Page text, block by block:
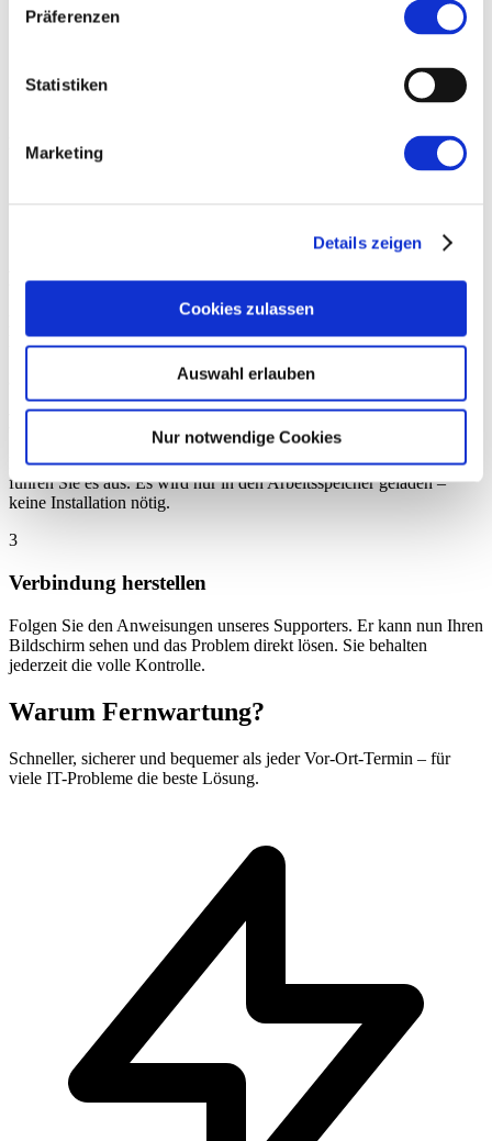
Präferenzen
Statistiken
Marketing
Details zeigen
Cookies zulassen
Auswahl erlauben
Nur notwendige Cookies
keine Installation nötig.
Rufen Sie uns an
Kontaktieren Sie unseren Support unter02351 / 4444
kurz Ihr Problem – wir helfen Ihnen weiter.
Kunden-Modul starten
Laden Sie über den Button das pcvisit Kunden-Modul herunter und
führen Sie es aus. Es wird nur in den Arbeitsspeicher geladen –
keine Installation nötig.
3
Verbindung herstellen
Folgen Sie den Anweisungen unseres Supporters. Er kann nun Ihren
Bildschirm sehen und das Problem direkt lösen. Sie behalten
jederzeit die volle Kontrolle.
Warum Fernwartung?
Schneller, sicherer und bequemer als jeder Vor-Ort-Termin – für
viele IT-Probleme die beste Lösung.